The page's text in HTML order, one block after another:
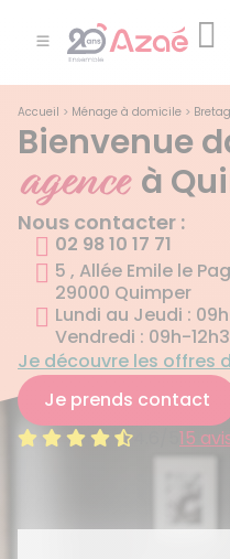
Accueil > Ménage à domicile >
Bienvenue
agence à
Nous contacter :
02 98 10 17 71
5 , Allée Emile le
29000 Quimper
Lundi au Jeudi :
Vendredi : 09h-
Je découvre les offres
Je prends contact
15